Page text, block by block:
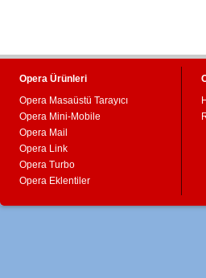
Opera Ürünleri
Opera Masaüstü Tarayıcı
Opera Mini-Mobile
Opera Mail
Opera Link
Opera Turbo
Opera Eklentiler